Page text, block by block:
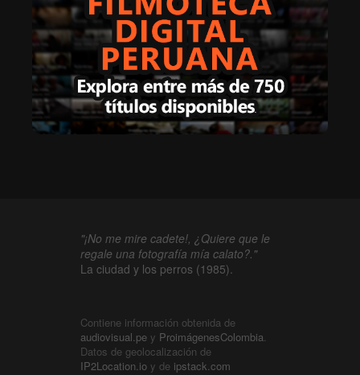
"¡No me mire cadete!, ¿Quiere que le
regale una fotografía mía calato?."
La ciudad y los perros (1985).
Contiene información obtenida de
audiovisual.pe y ProimágenesColombia.
Datos de geolocalización de
IP2Location.io y de ipstack.com